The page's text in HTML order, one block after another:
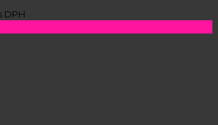
DPH